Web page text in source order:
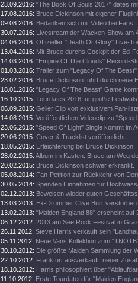
23.09.2016: "The Book Of Souls 2017" dates
17.08.2016: Bruce Dickinson mit eigener
09.08.2016: Bedanken sich mit Video bei Fans!
30.07.2016: Livestream der Wacken-Show am
04.06.2016: Offizieller "Death Or Glory" Live-
13.04.2016: Mit Bruce durchs Cockpit der Ed-
14.03.2016: "Empire Of The Clouds" Record-
01.03.2016: Trailer zum "Legacy Of The Beast"
23.02.2016: Bruce Dickinson führt durch neue
18.01.2016: "Legacy Of The Beast" Game
16.10.2015: Tourdates 2016 für große
06.09.2015: Geiler Clip von exklusivem Fan-
14.08.2015: Veröffentlichen Videoclip zu
23.06.2015: "Speed Of Light" Single kommt im
20.06.2015: Cover & Tracklist veröffentlicht
18.05.2015: Erleichterung bei Bruce Dickinson!
28.02.2015: Album im Kasten. Bruce am Weg
20.02.2015: Bruce Dickinson schwer erkrankt.
05.08.2014: Fan-Petition zur Rückkehr von
30.05.2014: Spenden Einnahmen für
02.12.2013: Beweisen wieder guten
13.03.2013: Ex-Drummer Clive Burr verstorben.
13.02.2013: "Maiden England 88" erscheint auf
06.12.2012: 2013 am See Rock Festival in Graz
26.11.2012: Steve Harris verkauft sein
05.11.2012: Neue Vans Kollektion zum
30.10.2012: Die größte Maiden Sammlung der
22.10.2012: Frankfurt ausverkauft, neuer
18.10.2012: Harris philosophiert über
11.10.2012: Erste Tourdaten für "Maiden